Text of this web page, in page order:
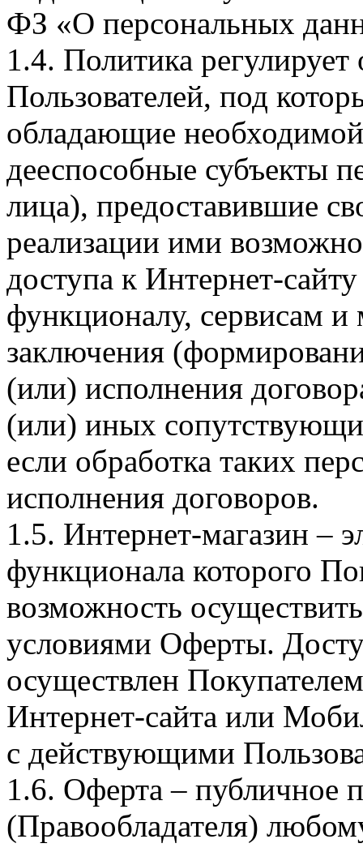
ФЗ «О персональных
1.4. Политика
Пользователей, под
обладающие
дееспособные субъекты
лица), предоставившие
реализации ими
доступа к Интернет-
функционалу, сервисам и
заключения
(или) исполнения
(или) иных
если обработка таких
исполнения договоров.
1.5. Интернет-магазин –
функционала которого
возможность
условиями Оферты.
осуществлен
Интернет-сайта или
с действующими
1.6. Оферта – публичное
(Правообладателя)